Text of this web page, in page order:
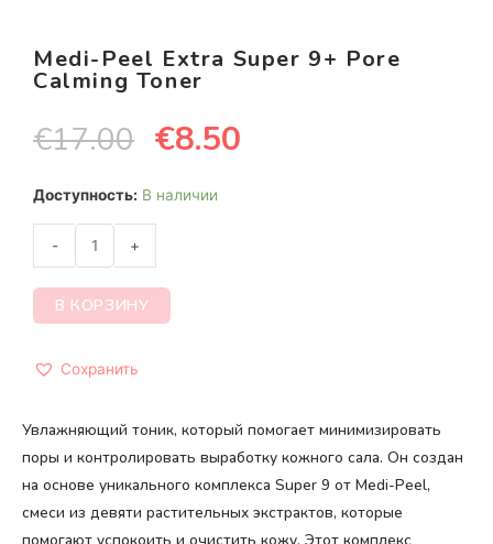
Medi-Peel Extra Super 9+ Pore
Calming Toner
€17.00 €8.50
Доступность: В наличии
- +
В КОРЗИНУ
Сохранить
Увлажняющий тоник, который помогает минимизировать
поры и контролировать выработку кожного сала. Он создан
на основе уникального комплекса Super 9 от Medi-Peel,
смеси из девяти растительных экстрактов, которые